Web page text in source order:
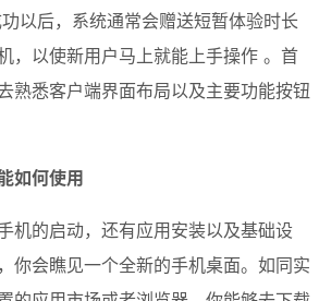
以后，系统通常会赠送短暂体验时长
，以使新用户马上就能上手操作 。首
熟悉客户端界面布局以及主要功能按钮
如何使用
机的启动，还有应用安装以及基础设
你会瞧见一个全新的手机桌面。如同实